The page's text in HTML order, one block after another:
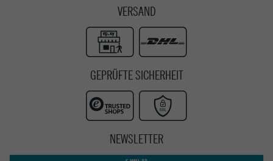
VERSAND
GEPRÜFTE SICHERHEIT
NEWSLETTER